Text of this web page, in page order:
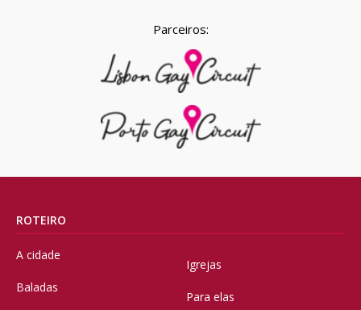
Parceiros:
ROTEIRO
A cidade
Baladas
Igrejas
Para elas